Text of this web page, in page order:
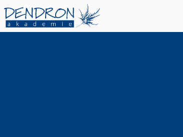
Skip
to
content